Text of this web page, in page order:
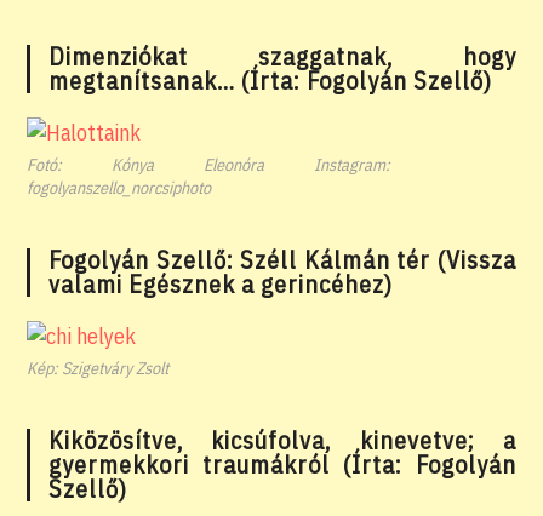
Dimenziókat szaggatnak, hogy
megtanítsanak… (Írta: Fogolyán Szellő)
Fotó: Kónya Eleonóra Instagram:
fogolyanszello_norcsiphoto
Fogolyán Szellő: Széll Kálmán tér (Vissza
valami Egésznek a gerincéhez)
Kép: Szigetváry Zsolt
Kiközösítve, kicsúfolva, kinevetve; a
gyermekkori traumákról (Írta: Fogolyán
Szellő)